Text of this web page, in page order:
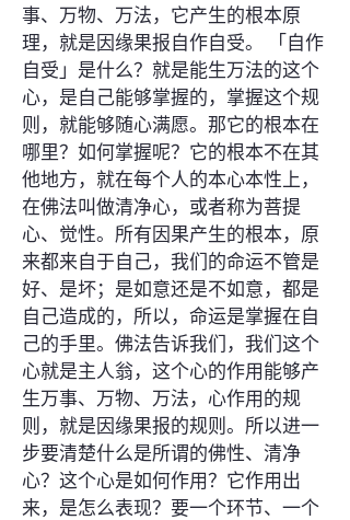
事、万物、万法，它产生的根本原
理，就是因缘果报自作自受。 「自作
自受」是什么？就是能生万法的这个
心，是自己能够掌握的，掌握这个规
则，就能够随心满愿。那它的根本在
哪里？如何掌握呢？它的根本不在其
他地方，就在每个人的本心本性上，
在佛法叫做清净心，或者称为菩提
心、觉性。所有因果产生的根本，原
来都来自于自己，我们的命运不管是
好、是坏；是如意还是不如意，都是
自己造成的，所以，命运是掌握在自
己的手里。佛法告诉我们，我们这个
心就是主人翁，这个心的作用能够产
生万事、万物、万法，心作用的规
则，就是因缘果报的规则。所以进一
步要清楚什么是所谓的佛性、清净
心？这个心是如何作用？它作用出
来，是怎么表现？要一个环节、一个